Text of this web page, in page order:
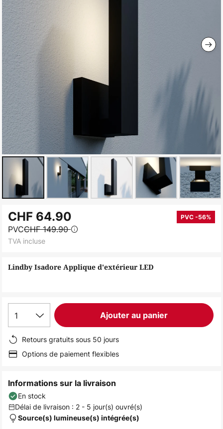
the
images
gallery
to
the
beginning
the
Lindby Isadore Applique d'extérieur LED
CHF 64.90 PVC -56%
PVCCHF 149.90
TVA incluse
1 Ajouter au panier
Retours gratuits sous 50 jours
Options de paiement flexibles
Informations sur la livraison
En stock
Délai de livraison : 2 - 5 jour(s) ouvré(s)
Source(s) lumineuse(s) intégrée(s)